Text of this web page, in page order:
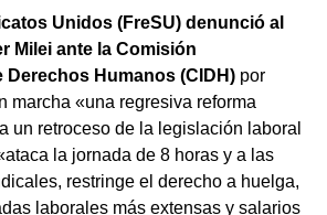
Unidos (FreSU) denunció al
Milei ante la Comisión
Derechos Humanos (CIDH)por
marcha «una regresiva reforma
un retroceso de la legislación laboral
la jornada de 8 horas y a las
restringe el derecho a huelga,
laborales más extensas y salarios